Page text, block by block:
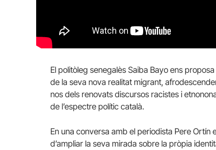
El politòleg senegalès Saiba Bayo ens
de la seva nova realitat migrant,
nos dels renovats discursos racistes i
de l’espectre polític català.
En una conversa amb el periodista Pere
d’ampliar la seva mirada sobre la pròpia